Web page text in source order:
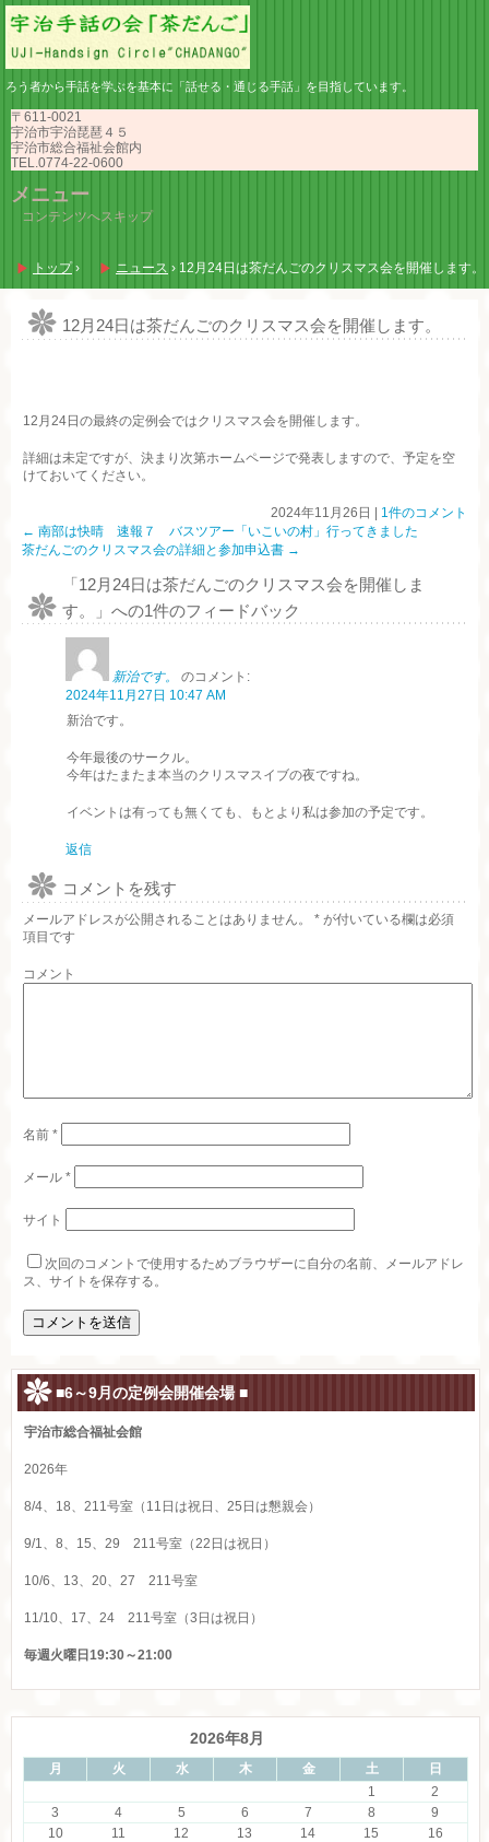
ろう者から手話を学ぶを基本に「話せる・通じる手話」を目指しています。
〒611-0021
宇治市宇治琵琶４５
宇治市総合福祉会館内
TEL.0774-22-0600
メニュー
コンテンツへスキップ
トップ › ニュース › 12月24日は茶だんごのクリスマス会を開催します。
12月24日は茶だんごのクリスマス会を開催します。
12月24日の最終の定例会ではクリスマス会を開催します。
詳細は未定ですが、決まり次第ホームページで発表しますので、予定を空
けておいてください。
2024年11月26日
1件のコメント
← 南部は快晴 速報７ バスツアー「いこいの村」行ってきました
茶だんごのクリスマス会の詳細と参加申込書 →
「12月24日は茶だんごのクリスマス会を開催しま
す。
」への1件のフィードバック
新治です。
のコメント:
2024年11月27日 10:47 AM
新治です。
今年最後のサークル。
今年はたまたま本当のクリスマスイブの夜ですね。
イベントは有っても無くても、もとより私は参加の予定です。
返信
コメントを残す
メールアドレスが公開されることはありません。 * が付いている欄は必須
項目です
コメント
名前*
メール*
サイト
次回のコメントで使用するためブラウザーに自分の名前、メールアドレ
ス、サイトを保存する。
■6～9月の定例会開催会場 ■
宇治市総合福祉会館
2026年
8/4、18、211号室（11日は祝日、25日は懇親会）
9/1、8、15、29 211号室（22日は祝日）
10/6、13、20、27 211号室
11/10、17、24 211号室（3日は祝日）
毎週火曜日19:30～21:00
2026年8月
月 火 水 木 金 土 日
1
2
3
4 5 6 7 8
9
10
11 12 13 14 15
16